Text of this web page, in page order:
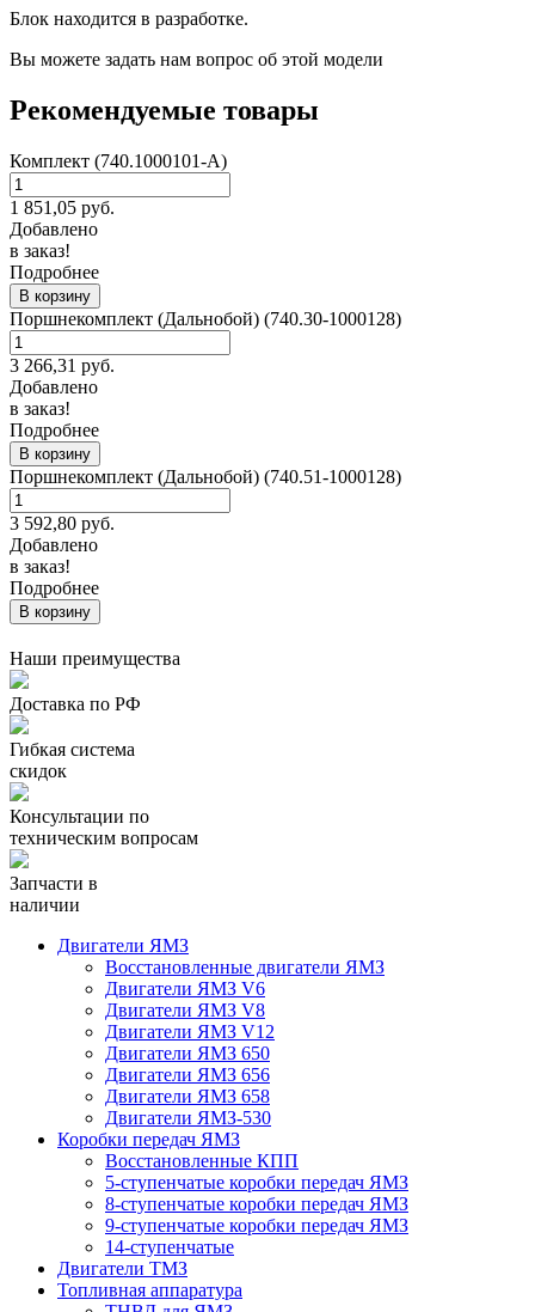
Блок находится в разработке.
Вы можете задать нам вопрос об этой модели
Рекомендуемые товары
Комплект (740.1000101-А)
1 851,05 руб.
Добавлено
в заказ!
Подробнее
В корзину
Поршнекомплект (Дальнобой) (740.30-1000128)
3 266,31 руб.
Добавлено
в заказ!
Подробнее
В корзину
Поршнекомплект (Дальнобой) (740.51-1000128)
3 592,80 руб.
Добавлено
в заказ!
Подробнее
В корзину
Наши преимущества
Доставка по РФ
Гибкая система
скидок
Консультации по
техническим вопросам
Запчасти в
наличии
Двигатели ЯМЗ
Восстановленные двигатели ЯМЗ
Двигатели ЯМЗ V6
Двигатели ЯМЗ V8
Двигатели ЯМЗ V12
Двигатели ЯМЗ 650
Двигатели ЯМЗ 656
Двигатели ЯМЗ 658
Двигатели ЯМЗ-530
Коробки передач ЯМЗ
Восстановленные КПП
5-ступенчатые коробки передач ЯМЗ
8-ступенчатые коробки передач ЯМЗ
9-ступенчатые коробки передач ЯМЗ
14-ступенчатые
Двигатели ТМЗ
Топливная аппаратура